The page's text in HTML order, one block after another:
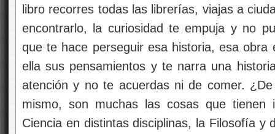
libro recorres todas las librerías, viajas a
encontrarlo, la curiosidad te empuja y no
que te hace perseguir esa historia, esa
ella sus pensamientos y te narra una
atención y no te acuerdas ni de comer.
mismo, son muchas las cosas que
Ciencia en distintas disciplinas, la Filosofía y